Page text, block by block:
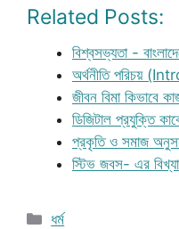
Related Posts:
বিশ্বসভ্যতা -
অর্থনীতি পরিচয়
জীবন বিমা কিভাবে
ডিজিটাল প্রযুক্তি
প্রকৃতি ও সমাজ
স্টিভ জবস- এর
Categories
ধর্ম